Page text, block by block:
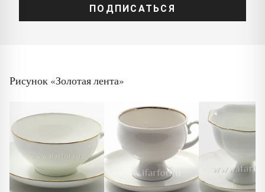
ПОДПИСАТЬСЯ
Рисунок «Золотая лента»